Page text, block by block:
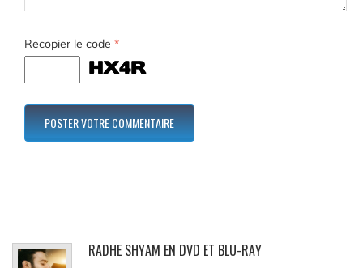
Recopier le code *
RADHE SHYAM EN DVD ET BLU-RAY